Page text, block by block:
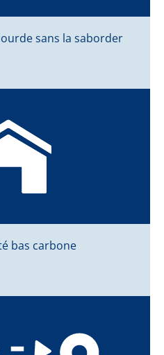
sans la saborder
bas carbone